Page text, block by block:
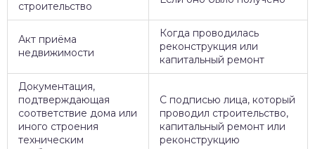
строительство
Акт приёма
недвижимости
Когда проводилась
реконструкция или
капитальный ремонт
Документация,
подтверждающая
соответствие дома или
иного строения
техническим
С подписью лица, который
проводил строительство,
капитальный ремонт или
реконструкцию